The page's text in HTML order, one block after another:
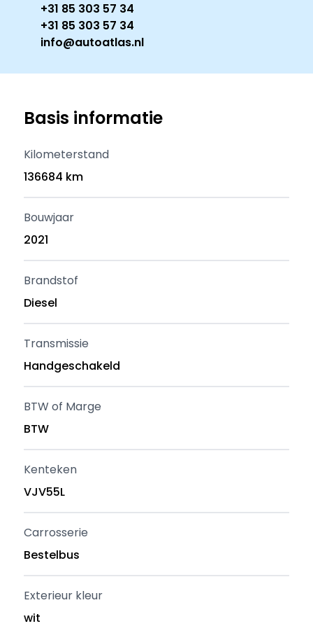
+31 85 303 57 34
+31 85 303 57 34
info@autoatlas.nl
Basis informatie
Kilometerstand
136684 km
Bouwjaar
2021
Brandstof
Diesel
Transmissie
Handgeschakeld
BTW of Marge
BTW
Kenteken
VJV55L
Carrosserie
Bestelbus
Exterieur kleur
wit